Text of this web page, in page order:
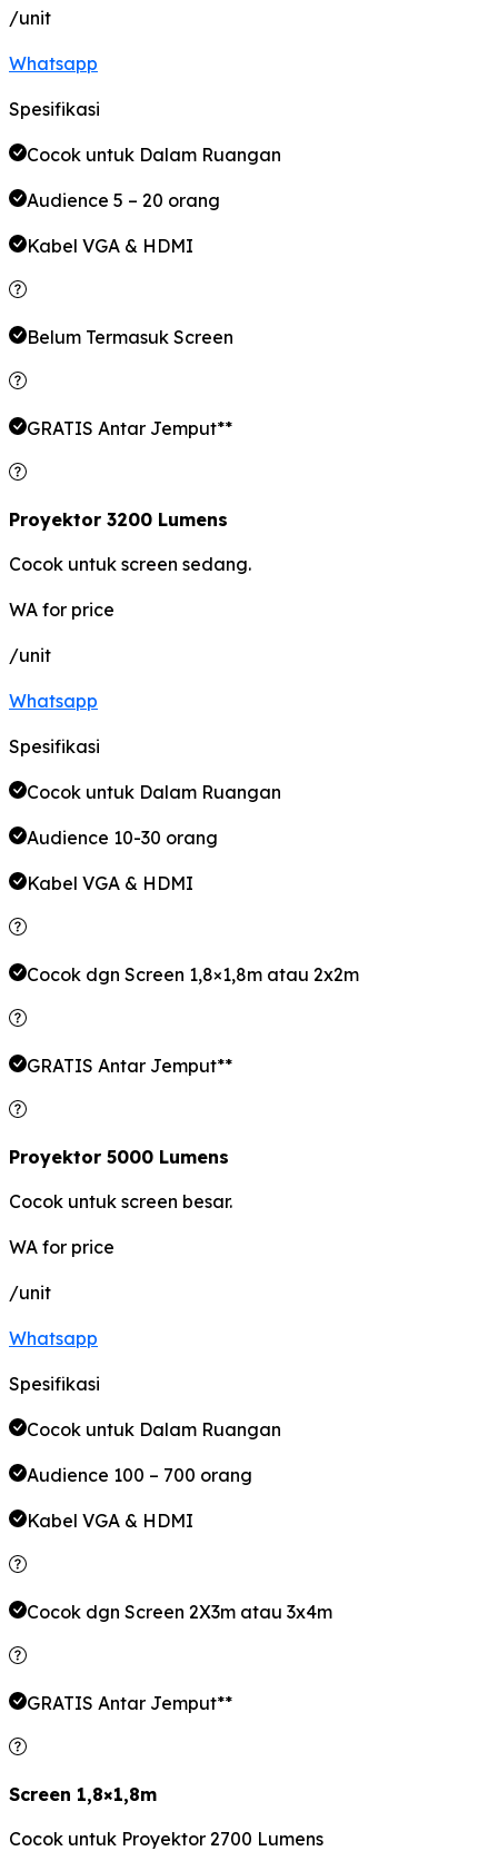
/unit
Whatsapp
Spesifikasi
Cocok untuk Dalam Ruangan
Audience 5 – 20 orang
Kabel VGA & HDMI
Belum Termasuk Screen
GRATIS Antar Jemput**
Proyektor 3200 Lumens
Cocok untuk screen sedang.
WA for price
/unit
Whatsapp
Spesifikasi
Cocok untuk Dalam Ruangan
Audience 10-30 orang
Kabel VGA & HDMI
Cocok dgn Screen 1,8×1,8m atau 2x2m
GRATIS Antar Jemput**
Proyektor 5000 Lumens
Cocok untuk screen besar.
WA for price
/unit
Whatsapp
Spesifikasi
Cocok untuk Dalam Ruangan
Audience 100 – 700 orang
Kabel VGA & HDMI
Cocok dgn Screen 2X3m atau 3x4m
GRATIS Antar Jemput**
Screen 1,8×1,8m
Cocok untuk Proyektor 2700 Lumens